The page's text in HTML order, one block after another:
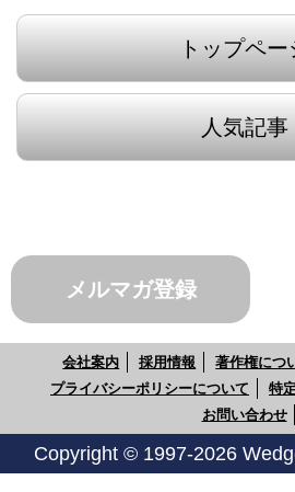
トップペー
人気記事
メルマガ登録
会社案内 採用情報 著作権につ
プライバシーポリシーについて
特
お問い合わせ
Copyright © 1997-2026